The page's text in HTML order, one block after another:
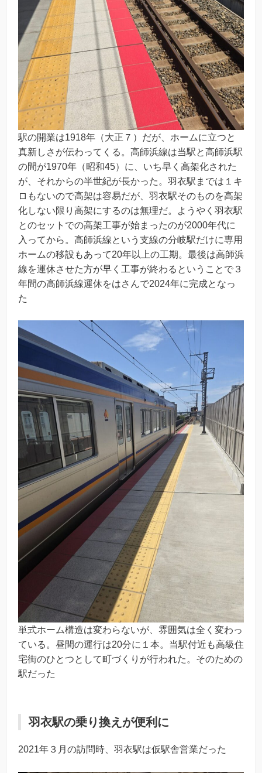
駅の開業は1918年（大正７）だが、ホームに立つと
真新しさが伝わってくる。高師浜線は当駅と高師浜駅
の間が1970年（昭和45）に、いち早く高架化された
が、それからの半世紀が長かった。羽衣駅までは１キ
ロもないので高架は容易だが、羽衣駅そのものを高架
化しない限り高架にするのは無理だ。ようやく羽衣駅
とのセットでの高架工事が始まったのが2000年代に
入ってから。高師浜線という支線の分岐駅だけに専用
ホームの移設もあって20年以上の工期。最後は高師浜
線を運休させた方が早く工事が終わるということで３
年間の高師浜線運休をはさんで2024年に完成となっ
た
単式ホーム構造は変わらないが、雰囲気は全く変わっ
ている。昼間の運行は20分に１本。当駅付近も高級住
宅街のひとつとして町づくりが行われた。そのための
駅だった
羽衣駅の乗り換えが便利に
2021年３月の訪問時、羽衣駅は仮駅舎営業だった